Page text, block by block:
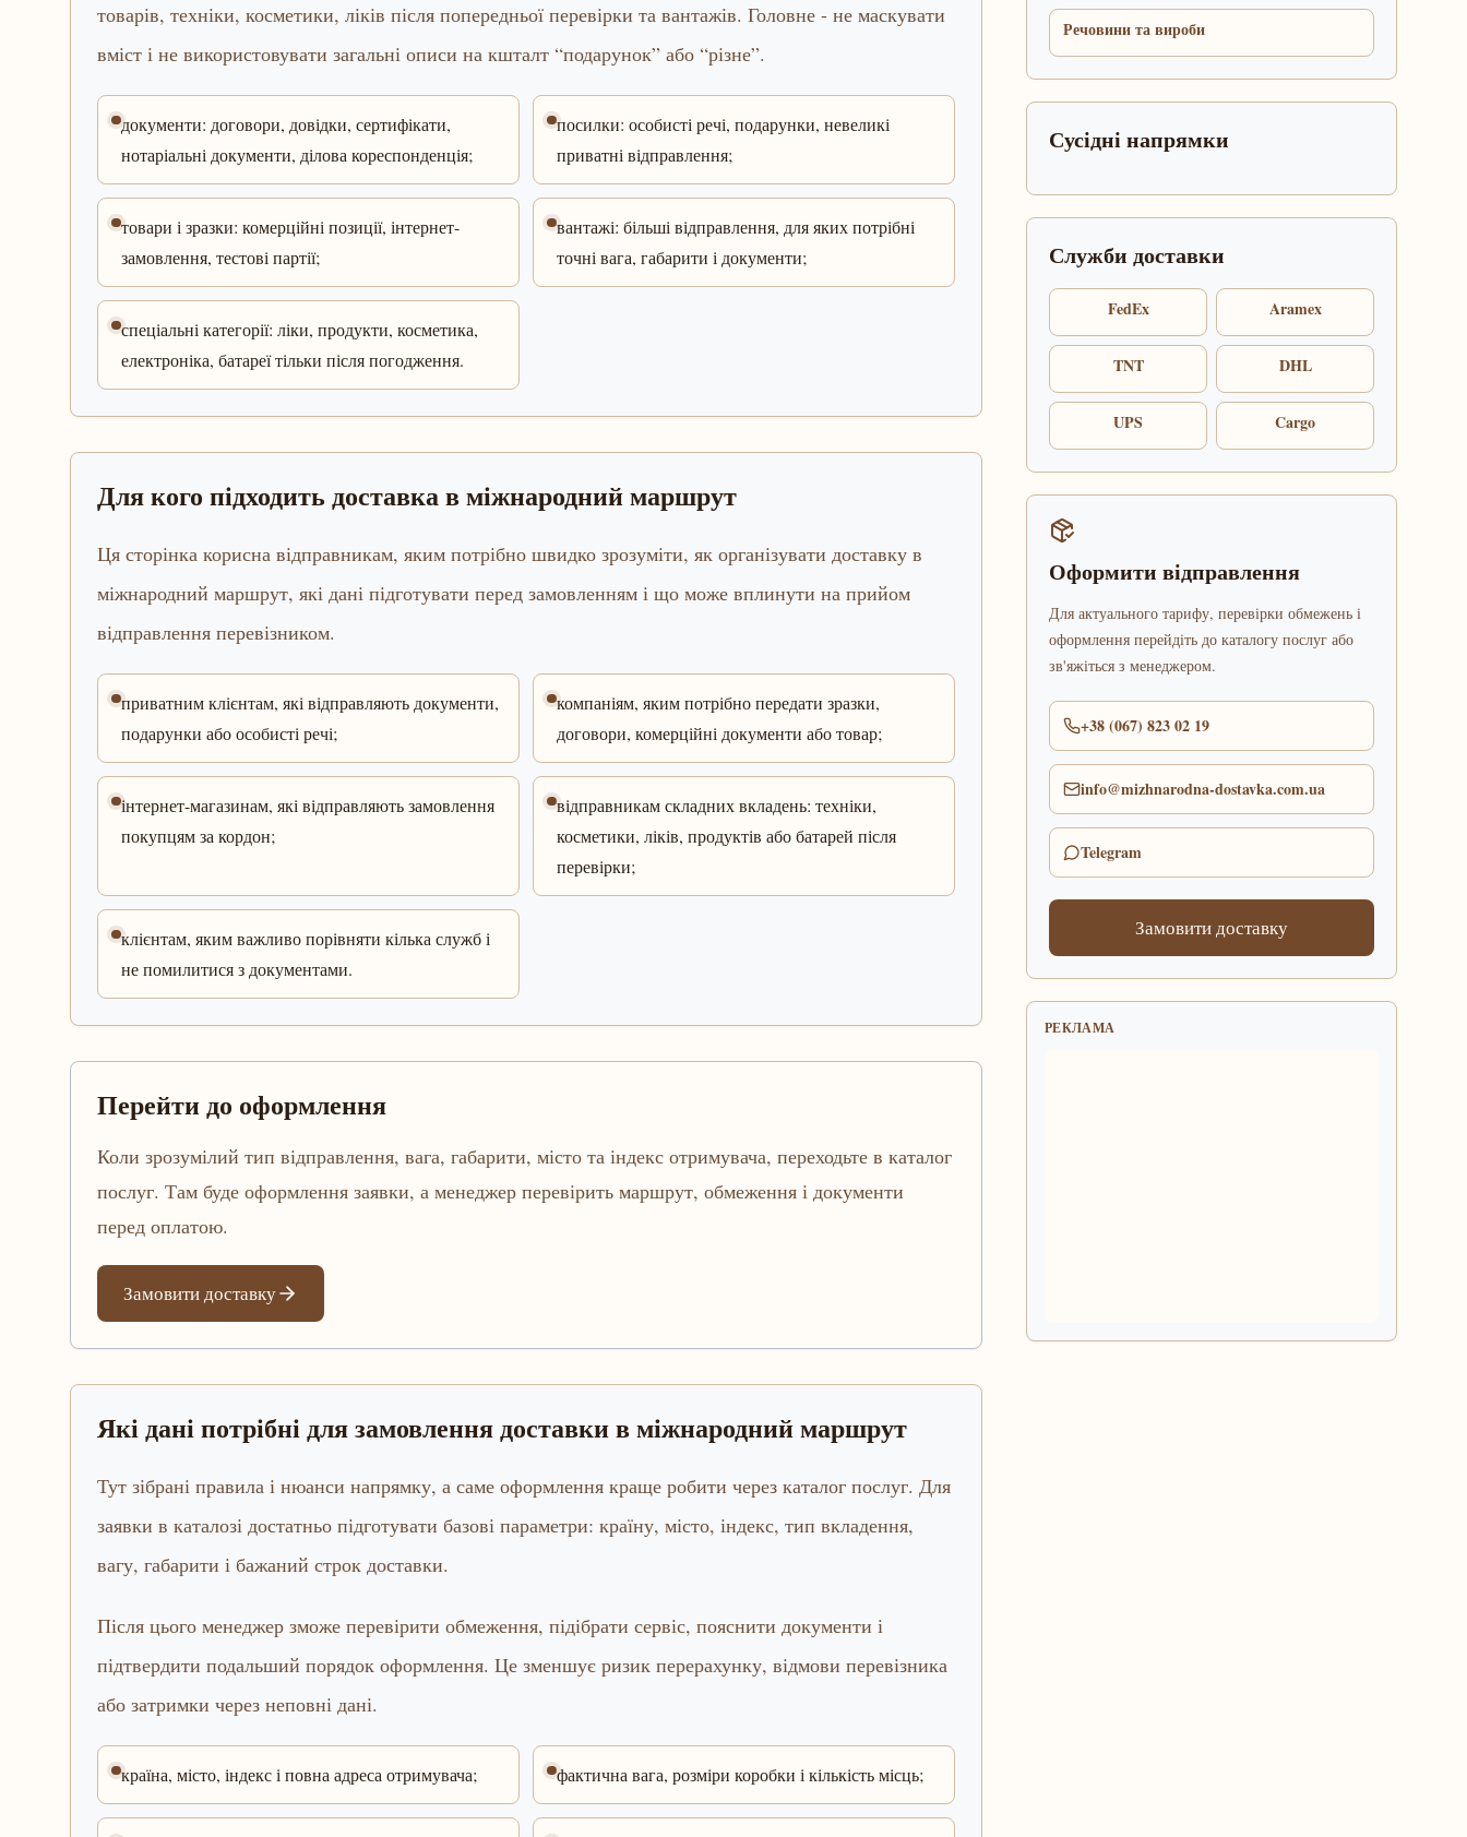
товарів, техніки, косметики, ліків після попередньої перевірки та вантажів. Головне - не маскувати
вміст і не використовувати загальні описи на кшталт “подарунок” або “різне”.
документи: договори, довідки, сертифікати,
нотаріальні документи, ділова кореспонденція;
посилки: особисті речі, подарунки, невеликі
приватні відправлення;
товари і зразки: комерційні позиції, інтернет-
замовлення, тестові партії;
вантажі: більші відправлення, для яких потрібні
точні вага, габарити і документи;
спеціальні категорії: ліки, продукти, косметика,
електроніка, батареї тільки після погодження.
Для кого підходить доставка в міжнародний маршрут
Ця сторінка корисна відправникам, яким потрібно швидко зрозуміти, як організувати доставку в
міжнародний маршрут, які дані підготувати перед замовленням і що може вплинути на прийом
відправлення перевізником.
приватним клієнтам, які відправляють документи,
подарунки або особисті речі;
компаніям, яким потрібно передати зразки,
договори, комерційні документи або товар;
інтернет-магазинам, які відправляють замовлення
покупцям за кордон;
відправникам складних вкладень: техніки,
косметики, ліків, продуктів або батарей після
перевірки;
клієнтам, яким важливо порівняти кілька служб і
не помилитися з документами.
Перейти до оформлення
Коли зрозумілий тип відправлення, вага, габарити, місто та індекс отримувача, переходьте в каталог
послуг. Там буде оформлення заявки, а менеджер перевірить маршрут, обмеження і документи
перед оплатою.
Замовити доставку
Які дані потрібні для замовлення доставки в міжнародний маршрут
Тут зібрані правила і нюанси напрямку, а саме оформлення краще робити через каталог послуг. Для
заявки в каталозі достатньо підготувати базові параметри: країну, місто, індекс, тип вкладення,
вагу, габарити і бажаний строк доставки.
Після цього менеджер зможе перевірити обмеження, підібрати сервіс, пояснити документи і
підтвердити подальший порядок оформлення. Це зменшує ризик перерахунку, відмови перевізника
або затримки через неповні дані.
країна, місто, індекс і повна адреса отримувача; фактична вага, розміри коробки і кількість місць;
Речовини та вироби
Сусідні напрямки
Служби доставки
FedEx Aramex
TNT DHL
UPS Cargo
Оформити відправлення
Для актуального тарифу, перевірки обмежень і
оформлення перейдіть до каталогу послуг або
зв'яжіться з менеджером.
+38 (067) 823 02 19
info@mizhnarodna-dostavka.com.ua
Telegram
Замовити доставку
РЕКЛАМА